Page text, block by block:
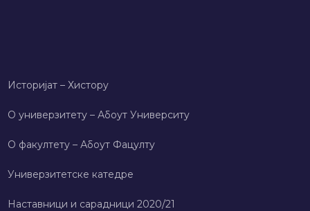
Историјат – Хисторy
О универзитету – Абоут Университy
О факултету – Абоут Фацултy
Универзитетске катедре
Наставници и сарадници 2020/21